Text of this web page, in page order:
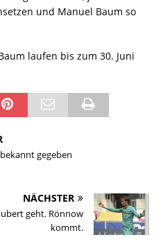
und Manuel Baum so
laufen bis zum 30. Juni
gegeben
NÄCHSTER
geht. Rönnow
kommt.